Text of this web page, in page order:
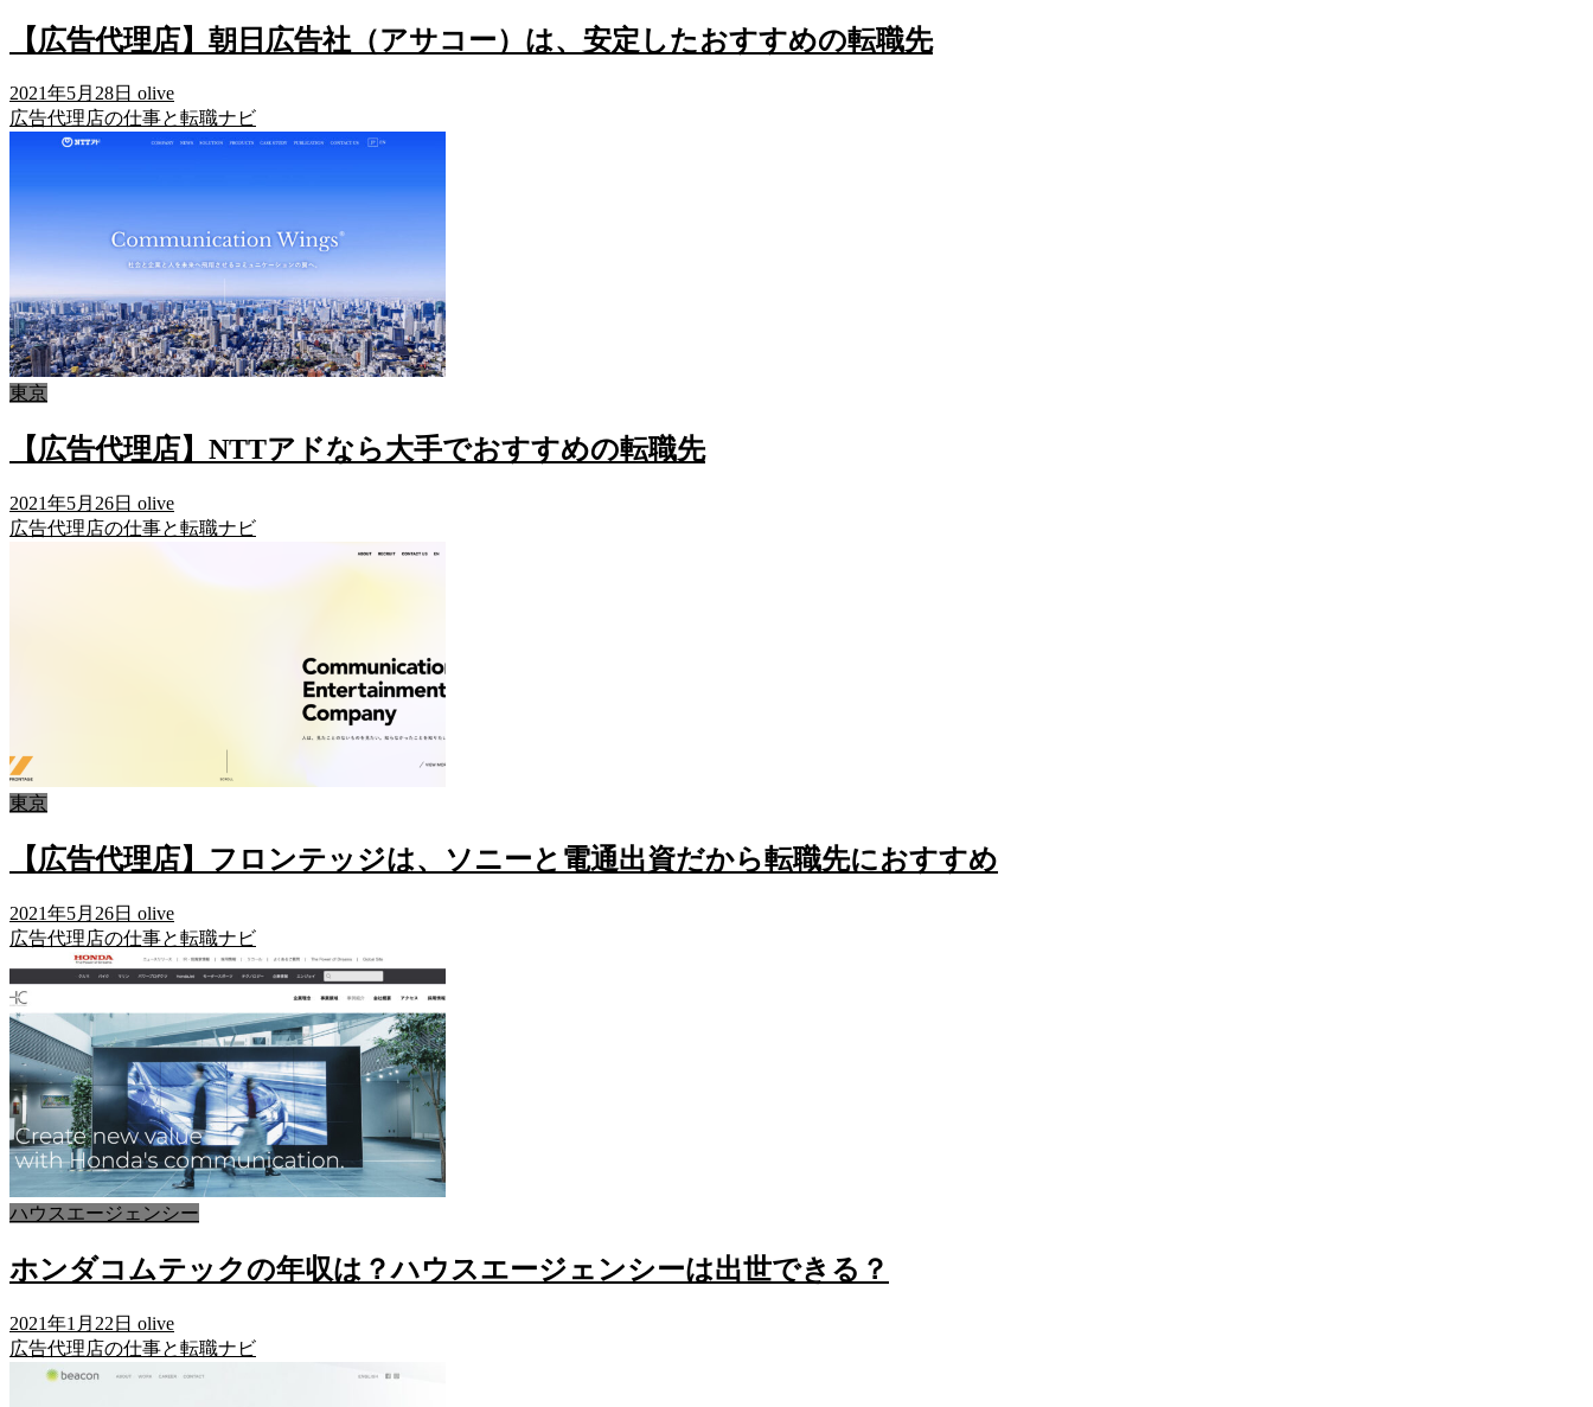
【広告代理店】朝日広告社（アサコー）は、安定したおすすめの転職先
2021年5月28日 olive
広告代理店の仕事と転職ナビ
東京
【広告代理店】NTTアドなら大手でおすすめの転職先
2021年5月26日 olive
広告代理店の仕事と転職ナビ
東京
【広告代理店】フロンテッジは、ソニーと電通出資だから転職先におすすめ
2021年5月26日 olive
広告代理店の仕事と転職ナビ
ハウスエージェンシー
ホンダコムテックの年収は？ハウスエージェンシーは出世できる？
2021年1月22日 olive
広告代理店の仕事と転職ナビ